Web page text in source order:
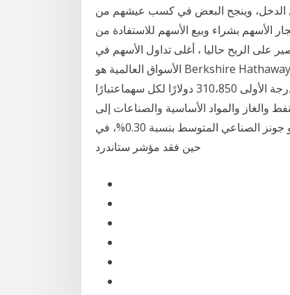
الدخل، وينجح البعض في كسب عيشهم من
الأسهم يقوم تجار الأسهم بشراء وبيع الأسهم للاستفادة من
على الربح حاليا ، أغلى تداول الأسهم في
الأسواق العالمية هو Berkshire Hathaway، Inc. (NYSE: BRK)، بقيادة وارن بافيت ، أحد أشهر جامعي
الأسهم في وول ستريت.يتم بيع أسهم بيركشاير هاثاواي من الدرجة الأولى 310،850 دولارًا لكل سهماعتبارًا
النفط والغاز والمواد الأساسية والصناعات إلى
انخفاض الأسهم. وفي ختام بورصة نيويورك، انخفض مؤشر داو جونز الصناعي المتوسط بنسبة 0.30%، في
حين فقد مؤشر ستاندرد